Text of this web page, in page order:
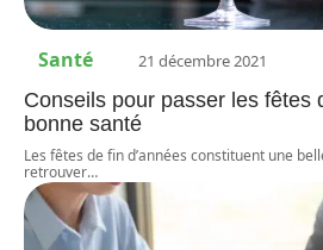
Santé 21 décembre 2021
Conseils pour passer les fêtes
bonne santé
Les fêtes de fin d’années constituent une
retrouver…